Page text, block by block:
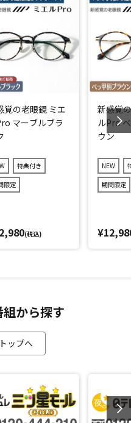
覚の老眼鏡 ミエ
マーブルブラ
特典付き
限定
(税込)
新感覚
ルPro
ウン
NEW
期間限定
から探す
ップへ